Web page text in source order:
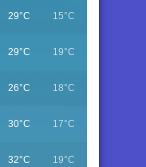
29°C 15°C
29°C 19°C
26°C 18°C
30°C 17°C
32°C 19°C